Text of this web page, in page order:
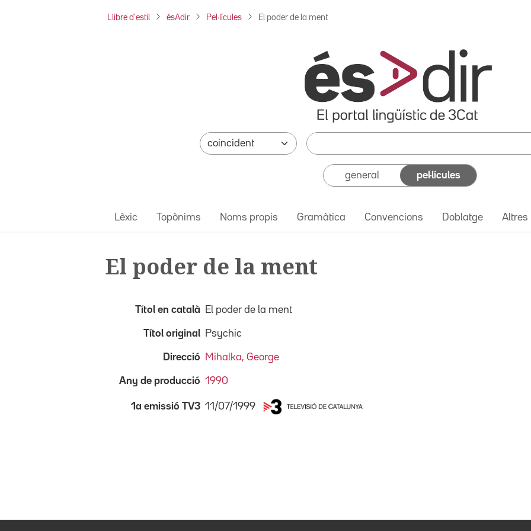
Llibre d'estil ésAdir Pel·lícules El poder de la ment
general pel·lícules
Lèxic Topònims Noms propis Gramàtica Convencions Doblatge Altres
El poder de la ment
Títol en català El poder de la ment
Títol original Psychic
Direcció Mihalka, George
Any de producció 1990
1a emissió TV3 11/07/1999